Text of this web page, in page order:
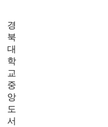
경
북
대
학
교
중
앙
도
서